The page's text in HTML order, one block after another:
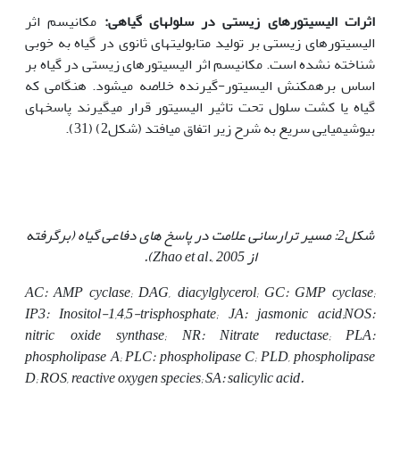
اثرات الیسیتورهای زیستی در سلولهای گیاهی: مکانیسم اثر
الیسیتورهای زیستی بر تولید متابولیت‎های ثانوی در گیاه به خوبی
شناخته نشده است. مکانیسم اثر الیسیتورهای زیستی در گیاه بر
اساس برهم‎کنش الیسیتور-گیرنده خلاصه می‎شود. هنگامی که
گیاه یا کشت سلول تحت تاثیر الیسیتور قرار می‎گیرند پاسخ‎های
بیوشیمیایی سریع به شرح زیر اتفاق می‎افتد (شکل2) (31).
شکل2: مسیر ترارسانی علامت در پاسخ های دفاعی گیاه (برگرفته
ازZhao et al., 2005
).
AC: AMP cyclase; DAG, diacylglycerol; GC: GMP cyclase;
IP3:Inositol-1,4,5-trisphosphate; JA: jasmonic acid;NOS:
nitric oxide synthase; NR: Nitrate reductase; PLA:
phospholipase A; PLC: phospholipase C; PLD, phospholipase
D; ROS, reactive oxygen species; SA: salicylic acid.